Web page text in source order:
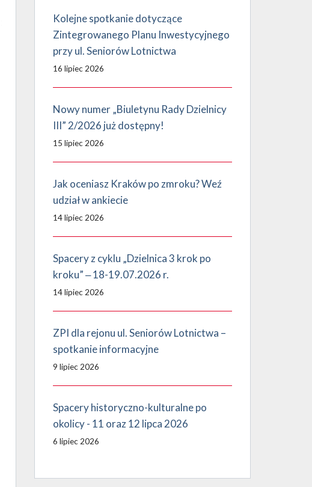
Kolejne spotkanie dotyczące
Zintegrowanego Planu Inwestycyjnego
przy ul. Seniorów Lotnictwa
16 lipiec 2026
Nowy numer „Biuletynu Rady Dzielnicy
III” 2/2026 już dostępny!
15 lipiec 2026
Jak oceniasz Kraków po zmroku? Weź
udział w ankiecie
14 lipiec 2026
Spacery z cyklu „Dzielnica 3 krok po
kroku” ‒ 18-19.07.2026 r.
14 lipiec 2026
ZPI dla rejonu ul. Seniorów Lotnictwa –
spotkanie informacyjne
9 lipiec 2026
Spacery historyczno-kulturalne po
okolicy - 11 oraz 12 lipca 2026
6 lipiec 2026